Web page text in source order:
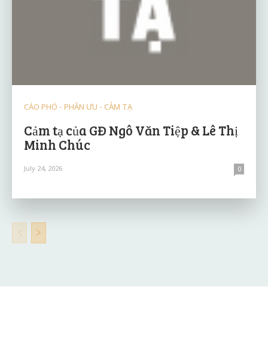
CÁO PHÓ - PHÂN ƯU - CẢM TẠ
Cảm tạ của GĐ Ngô Văn Tiệp & Lê Thị
Minh Chúc
July 24, 2026 0